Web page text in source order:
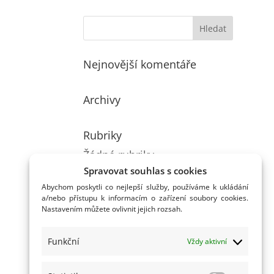
Spravovat souhlas s cookies
Abychom poskytli co nejlepší služby, používáme k ukládání
a/nebo přístupu k informacím o zařízení soubory cookies.
Nastavením můžete ovlivnit jejich rozsah.
Funkční Vždy aktivní
Nejnovější komentáře
Archivy
Rubriky
Žádné rubriky